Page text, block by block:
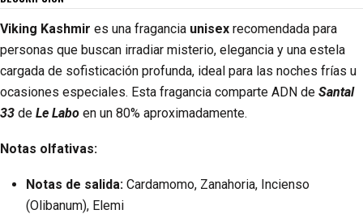
Viking Kashmir es una fragancia unisex recomendada para
personas que buscan irradiar misterio, elegancia y una estela
cargada de sofisticación profunda, ideal para las noches frías u
ocasiones especiales. Esta fragancia comparte ADN de Santal
33 de Le Labo en un 80% aproximadamente.
Notas olfativas:
Notas de salida: Cardamomo, Zanahoria, Incienso
(Olibanum), Elemi